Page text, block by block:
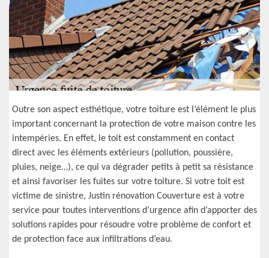
Outre son aspect esthétique, votre toiture est l’élément le plus
important concernant la protection de votre maison contre les
intempéries. En effet, le toit est constamment en contact
direct avec les éléments extérieurs (pollution, poussière,
pluies, neige…), ce qui va dégrader petits à petit sa résistance
et ainsi favoriser les fuites sur votre toiture. Si votre toit est
victime de sinistre, Justin rénovation Couverture est à votre
service pour toutes interventions d’urgence afin d’apporter des
solutions rapides pour résoudre votre problème de confort et
de protection face aux infiltrations d’eau.